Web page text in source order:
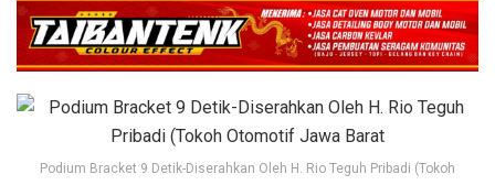
Podium Bracket 9 Detik-Diserahkan Oleh H. Rio Teguh Pribadi (Tokoh